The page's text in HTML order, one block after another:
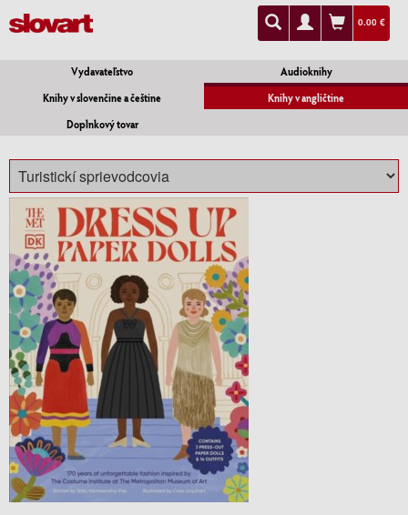
0.00 €
Vydavateľstvo
Audioknihy
Knihy v slovenčine a češtine
Knihy v angličtine
Doplnkový tovar